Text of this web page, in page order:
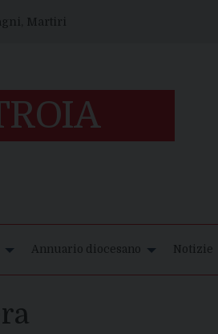
Martiri
Annuario diocesano Notizie